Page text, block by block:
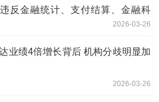
反金融统计、支付结算、金融科
2026-03-26
业绩4倍增长背后 机构分歧明显加
2026-03-26